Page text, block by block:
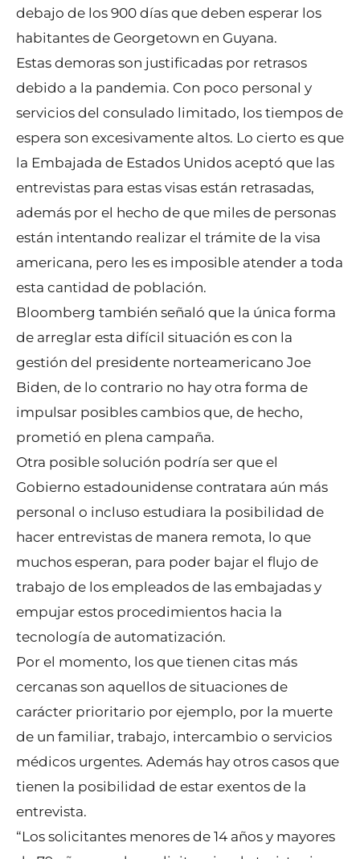
debajo de los 900 días que deben esperar los
habitantes de Georgetown en Guyana.
Estas demoras son justificadas por retrasos
debido a la pandemia. Con poco personal y
servicios del consulado limitado, los tiempos de
espera son excesivamente altos. Lo cierto es que
la Embajada de Estados Unidos aceptó que las
entrevistas para estas visas están retrasadas,
además por el hecho de que miles de personas
están intentando realizar el trámite de la visa
americana, pero les es imposible atender a toda
esta cantidad de población.
Bloomberg también señaló que la única forma
de arreglar esta difícil situación es con la
gestión del presidente norteamericano Joe
Biden, de lo contrario no hay otra forma de
impulsar posibles cambios que, de hecho,
prometió en plena campaña.
Otra posible solución podría ser que el
Gobierno estadounidense contratara aún más
personal o incluso estudiara la posibilidad de
hacer entrevistas de manera remota, lo que
muchos esperan, para poder bajar el flujo de
trabajo de los empleados de las embajadas y
empujar estos procedimientos hacia la
tecnología de automatización.
Por el momento, los que tienen citas más
cercanas son aquellos de situaciones de
carácter prioritario por ejemplo, por la muerte
de un familiar, trabajo, intercambio o servicios
médicos urgentes. Además hay otros casos que
tienen la posibilidad de estar exentos de la
entrevista.
“Los solicitantes menores de 14 años y mayores